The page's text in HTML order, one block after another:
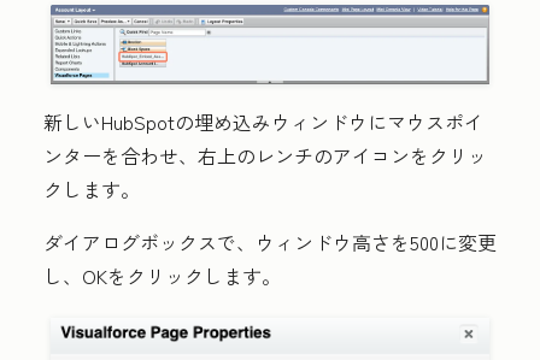
新しいHubSpotの埋め込みウィンドウにマウスポイ
ンターを合わせ、右上の レンチのアイコンをクリッ
クします。
ダイアログボックスで、ウィンドウ高さを500に変更
し、 OKをクリックします。